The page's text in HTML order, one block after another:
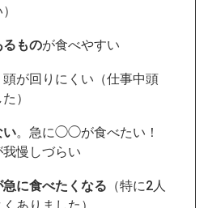
るものが食べやすい
頭が回りにくい（仕事中頭
）
い。急に◯◯が食べたい！
慢しづらい
に食べたくなる （特に2人